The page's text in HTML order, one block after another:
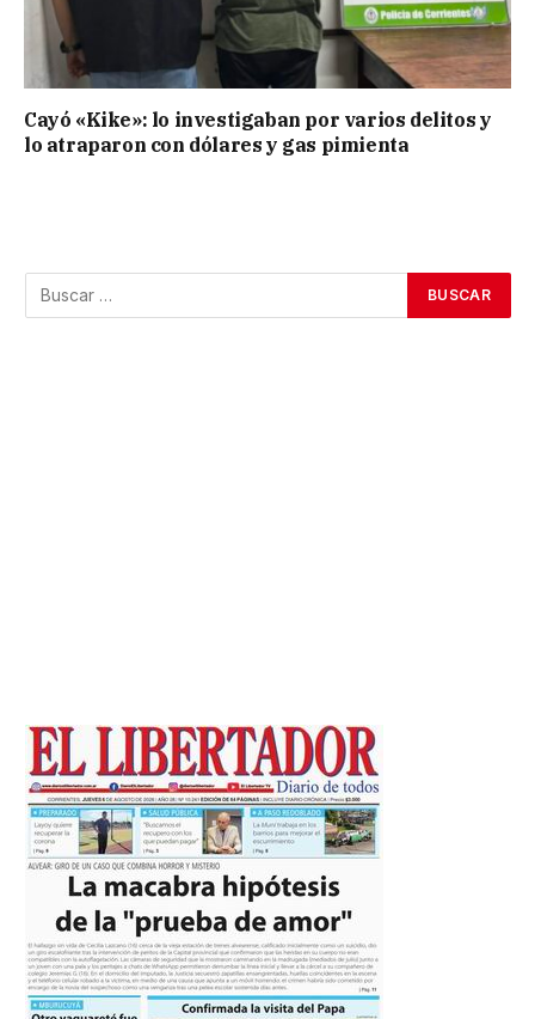
Cayó «Kike»: lo investigaban por varios delitos y
lo atraparon con dólares y gas pimienta